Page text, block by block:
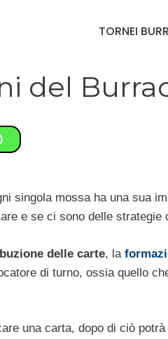
TORNEI
del
singola mossa ha una sua
e se ci sono delle strategie
delle carte, la
di turno, ossia quello
una carta, dopo di ciò